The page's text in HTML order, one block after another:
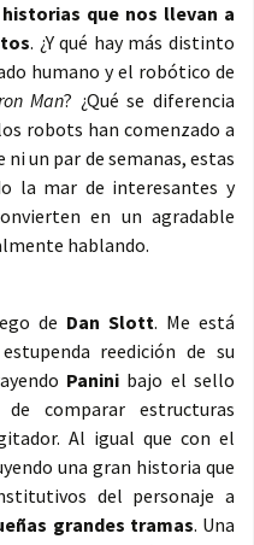
que nos llevan a
. ¿Y qué hay más distinto
humano y el robótico de
Man? ¿Qué se diferencia
robots han comenzado a
ni un par de semanas, estas
la mar de interesantes y
en un agradable
hablando.
de Dan Slott. Me está
reedición de su
Paninibajo el sello
comparar estructuras
Al igual que con el
una gran historia que
del personaje a
grandes tramas. Una